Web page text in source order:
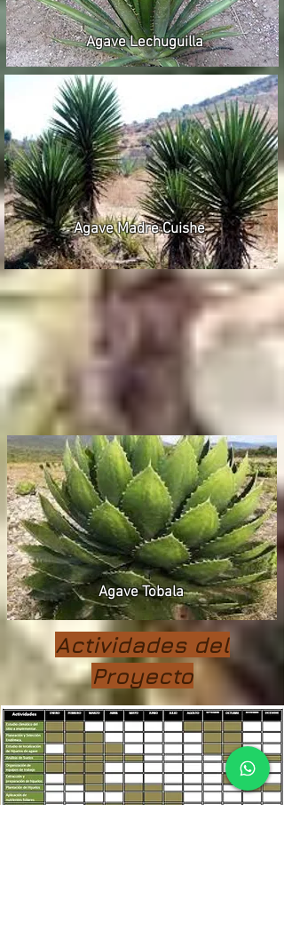
Agave Lechuguilla
Agave Madre Cuishe
Agave Tobala
Actividades del
Proyecto